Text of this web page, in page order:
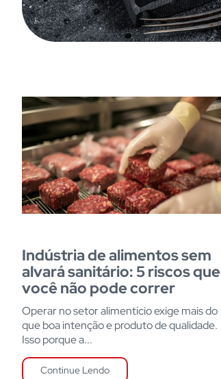
Indústria de alimentos sem
alvará sanitário: 5 riscos que
você não pode correr
Operar no setor alimentício exige mais do
que boa intenção e produto de qualidade.
Isso porque a...
Continue Lendo